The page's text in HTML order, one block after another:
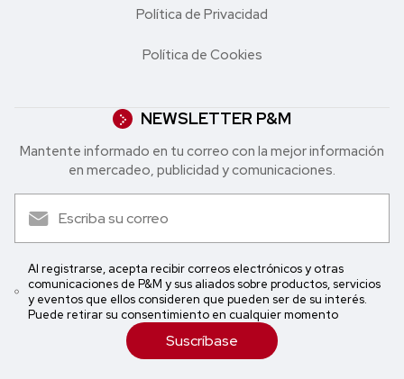
Política de Privacidad
Política de Cookies
NEWSLETTER P&M
Mantente informado en tu correo con la mejor in formación
en mercadeo, publicidad y comunicaciones.
Al registrarse, acepta recibir correos electrónicos y otras
comunicaciones de P&M y sus aliados sobre productos, servicios
y eventos que ellos consideren que pueden ser de su interés.
Puede retirar su consentimiento en cualquier momento
Suscríbase